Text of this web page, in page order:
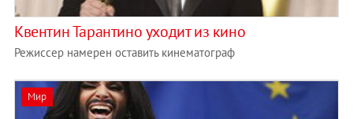
Квентин Тарантино уходит из кино
Режиссер намерен оставить кинематограф
Мир